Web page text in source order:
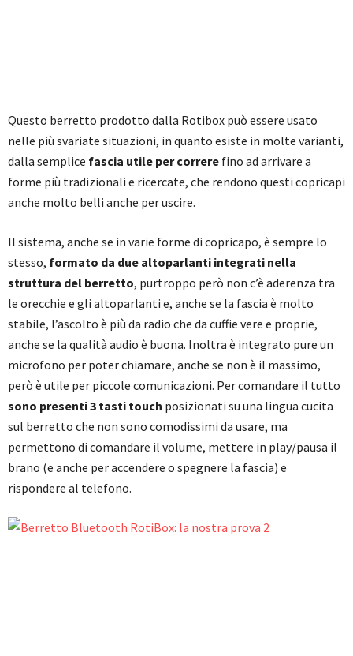
Questo berretto prodotto dalla Rotibox può essere usato
nelle più svariate situazioni, in quanto esiste in molte varianti,
dalla semplice fascia utile per correre fino ad arrivare a
forme più tradizionali e ricercate, che rendono questi copricapi
anche molto belli anche per uscire.
Il sistema, anche se in varie forme di copricapo, è sempre lo
stesso, formato da due altoparlanti integrati nella
struttura del berretto, purtroppo però non c’è aderenza tra
le orecchie e gli altoparlanti e, anche se la fascia è molto
stabile, l’ascolto è più da radio che da cuffie vere e proprie,
anche se la qualità audio è buona. Inoltra è integrato pure un
microfono per poter chiamare, anche se non è il massimo,
però è utile per piccole comunicazioni. Per comandare il tutto
sono presenti 3 tasti touch posizionati su una lingua cucita
sul berretto che non sono comodissimi da usare, ma
permettono di comandare il volume, mettere in play/pausa il
brano (e anche per accendere o spegnere la fascia) e
rispondere al telefono.